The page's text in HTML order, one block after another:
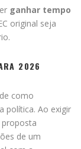
ganhar tempo
original seja
2026
como
política. Ao exigir
proposta
de um